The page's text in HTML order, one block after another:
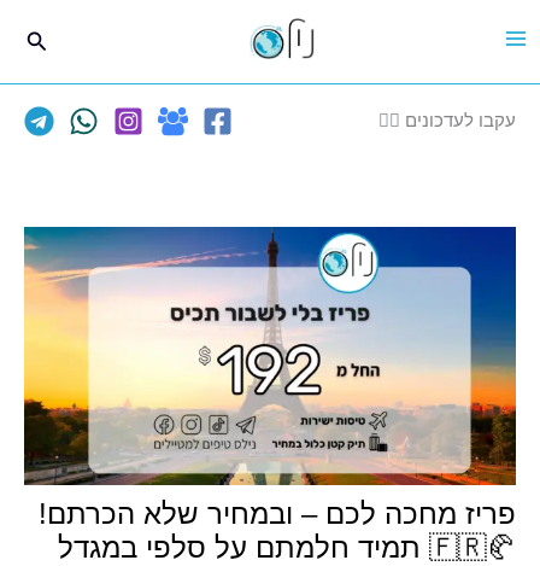
לתוכן
עקבו לעדכונים 👈🏽
פריז מחכה לכם – ובמחיר שלא הכרתם!
🥐🇫🇷 תמיד חלמתם על סלפי במגדל